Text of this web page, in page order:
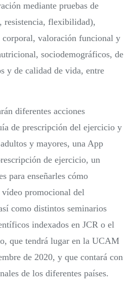
mediante pruebas de
resistencia, flexibilidad),
valoración funcional y
sociodemográficos, de
y de calidad de vida, entre
diferentes acciones
de prescripción del ejercicio y
y mayores, una App
de ejercicio, un
para enseñarles cómo
promocional del
como distintos seminarios
indexados en JCR o el
que tendrá lugar en la UCAM
de 2020, y que contará con
de los diferentes países.